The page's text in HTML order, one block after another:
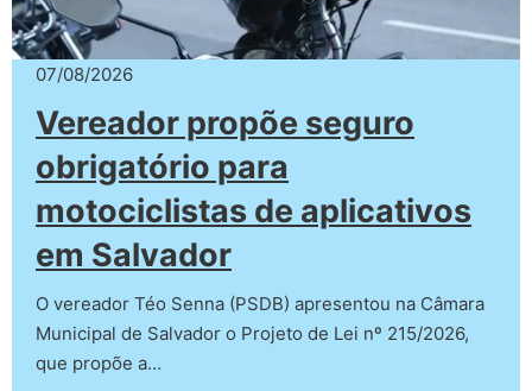
07/08/2026
Vereador propõe seguro
obrigatório para
motociclistas de aplicativos
em Salvador
O vereador Téo Senna (PSDB) apresentou na Câmara
Municipal de Salvador o Projeto de Lei nº 215/2026,
que propõe a…